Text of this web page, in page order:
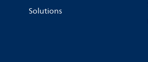
Solutions